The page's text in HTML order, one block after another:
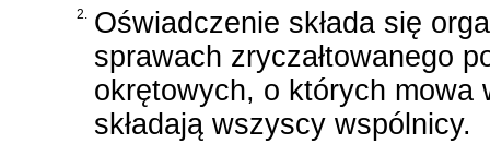
2. Oświadczenie składa się
sprawach zryczałtowanego
okrętowych, o których
składają wszyscy wspólnicy.